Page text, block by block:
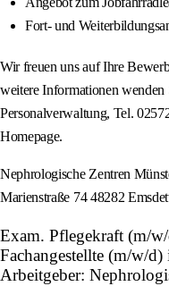
Fort- und
Wir freuen uns auf Ihre
weitere Informationen wenden
Personalverwaltung, Tel.
Homepage.
Nephrologische Zentren
Marienstraße 74 48282
Exam. Pflegekraft (m/
Fachangestellte (m/w/
Arbeitgeber: